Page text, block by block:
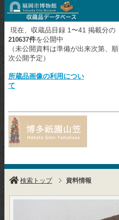
現在、収蔵品目録 1〜41 掲載分の
210637件を公開中
（未公開資料は準備が出来次第、順
次公開予定）
所蔵品画像の利用につい
て
検索トップ 資料情報